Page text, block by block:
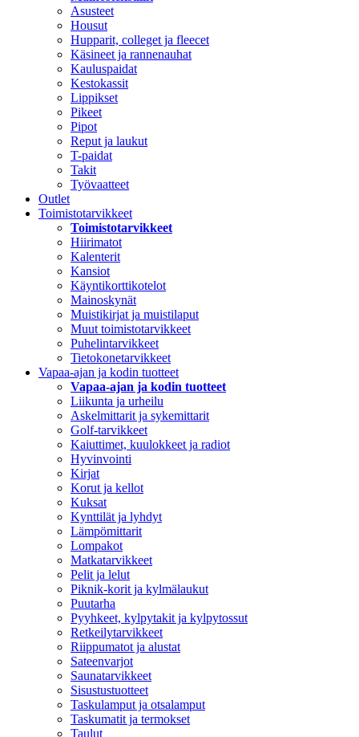
Asusteet
Housut
Hupparit, colleget ja fleecet
Käsineet ja rannenauhat
Kauluspaidat
Kestokassit
Lippikset
Pikeet
Pipot
Reput ja laukut
T-paidat
Takit
Työvaatteet
Outlet
Toimistotarvikkeet
Toimistotarvikkeet
Hiirimatot
Kalenterit
Kansiot
Käyntikorttikotelot
Mainoskynät
Muistikirjat ja muistilaput
Muut toimistotarvikkeet
Puhelintarvikkeet
Tietokonetarvikkeet
Vapaa-ajan ja kodin tuotteet
Vapaa-ajan ja kodin tuotteet
Liikunta ja urheilu
Askelmittarit ja sykemittarit
Golf-tarvikkeet
Kaiuttimet, kuulokkeet ja radiot
Hyvinvointi
Kirjat
Korut ja kellot
Kuksat
Kynttilät ja lyhdyt
Lämpömittarit
Lompakot
Matkatarvikkeet
Pelit ja lelut
Piknik-korit ja kylmälaukut
Puutarha
Pyyhkeet, kylpytakit ja kylpytossut
Retkeilytarvikkeet
Riippumatot ja alustat
Sateenvarjot
Saunatarvikkeet
Sisustustuotteet
Taskulamput ja otsalamput
Taskumatit ja termokset
Taulut